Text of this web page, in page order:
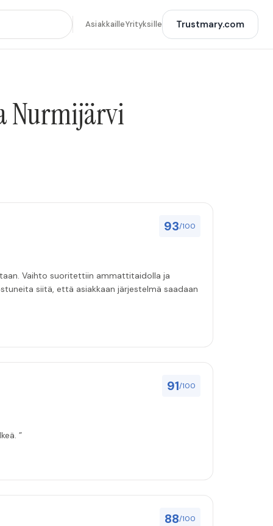
AsiakkailleYrityksille Trustmary.com
Nurmijärvi
93/100
Vaihto suoritettiin ammattitaidolla ja
siitä, että asiakkaan järjestelmä saadaan
91/100
”
88/100